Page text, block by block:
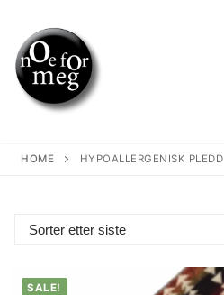
content
HOME HYPOALLERGENISK PLEDD
SALE!